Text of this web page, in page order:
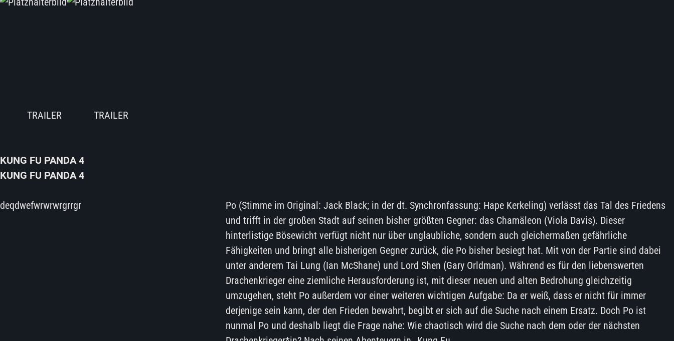
KUNG FU PANDA 4
KUNG FU PANDA 4
deqdwefwrwrwrgrrgr
Po (Stimme im Original: Jack Black; in der dt. Synchronfassung: Hape Kerkeling) verlässt das Tal des Friedens
und trifft in der großen Stadt auf seinen bisher größten Gegner: das Chamäleon (Viola Davis). Dieser
hinterlistige Bösewicht verfügt nicht nur über unglaubliche, sondern auch gleichermaßen gefährliche
Fähigkeiten und bringt alle bisherigen Gegner zurück, die Po bisher besiegt hat. Mit von der Partie sind dabei
unter anderem Tai Lung (Ian McShane) und Lord Shen (Gary Orldman). Während es für den liebenswerten
Drachenkrieger eine ziemliche Herausforderung ist, mit dieser neuen und alten Bedrohung gleichzeitig
umzugehen, steht Po außerdem vor einer weiteren wichtigen Aufgabe: Da er weiß, dass er nicht für immer
derjenige sein kann, der den Frieden bewahrt, begibt er sich auf die Suche nach einem Ersatz. Doch Po ist
nunmal Po und deshalb liegt die Frage nahe: Wie chaotisch wird die Suche nach dem oder der nächsten